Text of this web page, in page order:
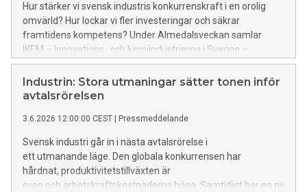
Hur stärker vi svensk industris konkurrenskraft i en orolig
omvärld? Hur lockar vi fler investeringar och säkrar
framtidens kompetens? Under Almedalsveckan samlar
IKEM – Innovations- och kemiindustrierna i Sverige –
politiker, företagsledare och experter för samtal om några
av de viktigaste framtidsfrågorna för svensk industri.
Välkommen att bevaka våra seminarier.
Industrin: Stora utmaningar sätter tonen inför
avtalsrörelsen
3.6.2026 12:00:00 CEST Pressmeddelande
Svensk industri går in i nästa avtalsrörelse i
ett utmanande läge. Den globala konkurrensen har
hårdnat, produktivitetstillväxten är
svag och arbetskraftskostnaderna höga. Samtidigt har en ny